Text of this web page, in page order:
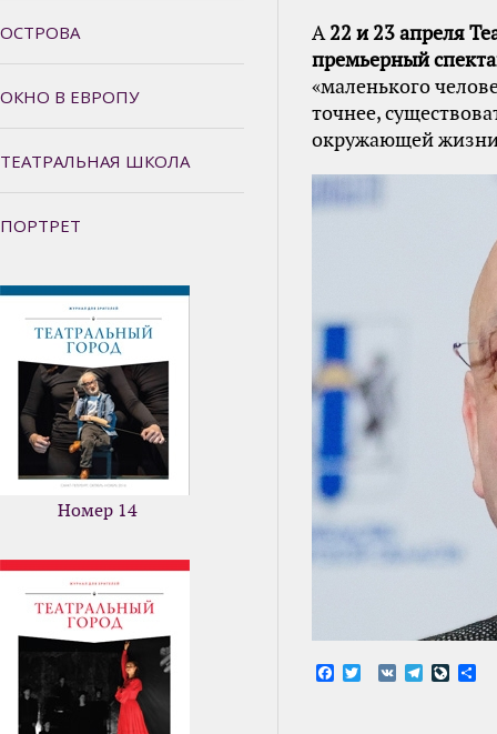
ОСТРОВА
ОКНО В ЕВРОПУ
ТЕАТРАЛЬНАЯ ШКОЛА
ПОРТРЕТ
Номер 14
А22 и 23 апреля
премьерный
«маленького
точнее,
окружающей
Facebook
Twitter
VK Telegram